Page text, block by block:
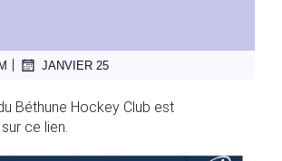
| JANVIER 25
Béthune Hockey Club est
ce lien.